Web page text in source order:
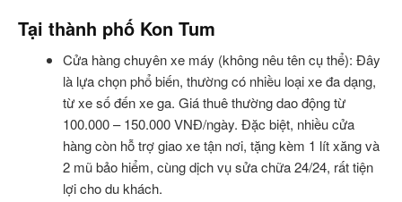
Tại thành phố Kon Tum
Cửa hàng chuyên xe máy (không nêu tên cụ thể): Đây
là lựa chọn phổ biến, thường có nhiều loại xe đa dạng,
từ xe số đến xe ga. Giá thuê thường dao động từ
100.000 – 150.000 VNĐ/ngày. Đặc biệt, nhiều cửa
hàng còn hỗ trợ giao xe tận nơi, tặng kèm 1 lít xăng và
2 mũ bảo hiểm, cùng dịch vụ sửa chữa 24/24, rất tiện
lợi cho du khách.